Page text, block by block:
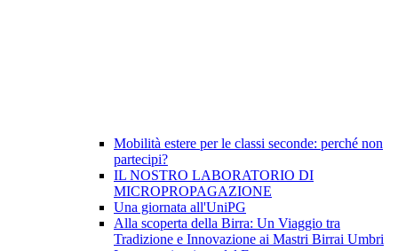
Mobilità estere per le classi seconde: perché non
partecipi?
IL NOSTRO LABORATORIO DI
MICROPROPAGAZIONE
Una giornata all'UniPG
Alla scoperta della Birra: Un Viaggio tra
Tradizione e Innovazione ai Mastri Birrai Umbri